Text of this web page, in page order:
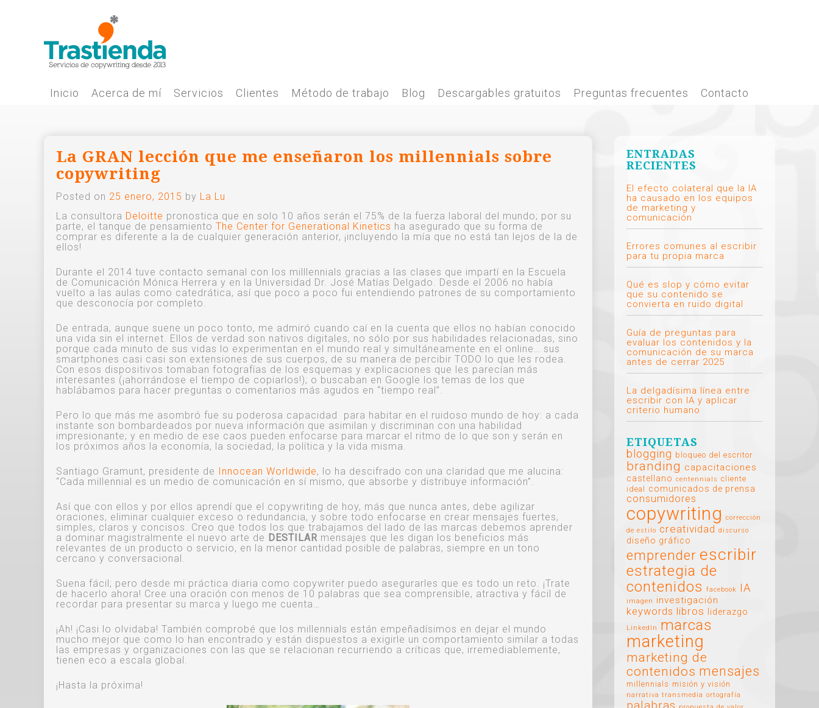
Inicio Acerca de mí Servicios Clientes Método de trabajo Blog Descargables gratuitos Preguntas frecuentes Contacto
La GRAN lección que me enseñaron los millennials sobre
copywriting
Posted on 25 enero, 2015 by La Lu
La consultora Deloitte pronostica que en solo 10 años serán el 75% de la fuerza laboral del mundo; por su
parte, el tanque de pensamiento The Center for Generational Kinetics ha asegurado que su forma de
comprar es diferente a la de cualquier generación anterior, ¡incluyendo la mía que no está tan lejos de la de
ellos!
Durante el 2014 tuve contacto semanal con los milllennials gracias a las clases que impartí en la Escuela
de Comunicación Mónica Herrera y en la Universidad Dr. José Matías Delgado. Desde el 2006 no había
vuelto a las aulas como catedrática, así que poco a poco fui entendiendo patrones de su comportamiento
que desconocía por completo.
De entrada, aunque suene un poco tonto, me admiró cuando caí en la cuenta que ellos no habían conocido
una vida sin el internet. Ellos de verdad son nativos digitales, no sólo por sus habilidades relacionadas, sino
porque cada minuto de sus vidas lo experimentan en el mundo real y simultáneamente en el online… sus
smartphones casi casi son extensiones de sus cuerpos, de su manera de percibir TODO lo que les rodea.
Con esos dispositivos tomaban fotografías de los esquemas y explicaciones que les parecían más
interesantes (¡ahorrándose el tiempo de copiarlos!); o buscaban en Google los temas de los que
hablábamos para hacer preguntas o comentarios más agudos en “tiempo real”.
Pero lo que más me asombró fue su poderosa capacidad para habitar en el ruidoso mundo de hoy: a cada
instante son bombardeados por nueva información que asimilan y discriminan con una habilidad
impresionante; y en medio de ese caos pueden enfocarse para marcar el ritmo de lo que son y serán en
los próximos años la economía, la sociedad, la política y la vida misma.
Santiago Gramunt, presidente de Innocean Worldwide, lo ha descifrado con una claridad que me alucina:
“Cada millennial es un medio de comunicación en sí mismo, que absorbe y distribuye información”.
Así que con ellos y por ellos aprendí que el copywriting de hoy, más que nunca antes, debe agilizar
oraciones, eliminar cualquier exceso o redundancia, y sobre todo enfocarse en crear mensajes fuertes,
simples, claros y concisos. Creo que todos los que trabajamos del lado de las marcas debemos aprender
a dominar magistralmente el nuevo arte de DESTILAR mensajes que les digan los beneficios más
relevantes de un producto o servicio, en la menor cantidad posible de palabras, siempre en un tono
cercano y conversacional.
Suena fácil; pero desde mi práctica diaria como copywriter puedo asegurarles que es todo un reto. ¡Trate
de hacerlo ahora! Cree una oración con menos de 10 palabras que sea comprensible, atractiva y fácil de
recordar para presentar su marca y luego me cuenta…
¡Ah! ¡Casi lo olvidaba! También comprobé que los millennials están empeñadísimos en dejar el mundo
mucho mejor que como lo han encontrado y están dispuestos a exigirle un comportamiento similar a todas
las empresas y organizaciones con las que se relacionan recurriendo a críticas que, irremediablemente,
tienen eco a escala global.
¡Hasta la próxima!
ENTRADAS
RECIENTES
El efecto colateral que la IA
ha causado en los equipos
de marketing y
comunicación
Errores comunes al escribir
para tu propia marca
Qué es slop y cómo evitar
que su contenido se
convierta en ruido digital
Guía de preguntas para
evaluar los contenidos y la
comunicación de su marca
antes de cerrar 2025
La delgadísima línea entre
escribir con IA y aplicar
criterio humano
ETIQUETAS
blogging bloqueo del escritor
branding capacitaciones
castellano centennials cliente
ideal
comunicados de prensa
consumidores
copywriting
corrección
de estilo creatividad discurso
diseño gráfico
emprender escribir
estrategia de
contenidos
facebook IA
imagen investigación
keywords libros liderazgo
LinkedIn marcas
marketing
marketing de
contenidos mensajes
millennials misión y visión
narrativa transmedia ortografía